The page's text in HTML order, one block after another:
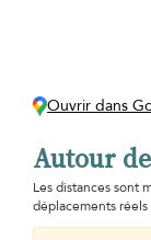
Ouvrir dans
Autour
Les distances sont
déplacements